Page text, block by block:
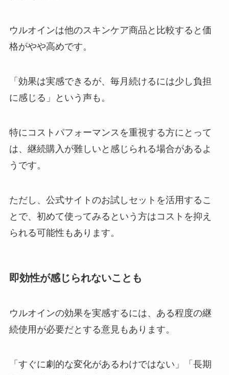
ウルオインは他のスキンケア商品と比較すると価
格がやや高めです。
「効果は実感できるが、毎月続けるには少し負担
に感じる」という声も。
特にコストパフォーマンスを重視する方にとって
は、継続購入が難しいと感じられる場合があるよ
うです。
ただし、公式サイトのお試しセットを活用するこ
とで、初めて使ってみるという方はコストを抑え
られる可能性もあります。
即効性が感じられないことも
ウルオインの効果を実感するには、ある程度の継
続使用が必要だとする意見もあります。
「すぐに劇的な変化があるわけではない」「長期